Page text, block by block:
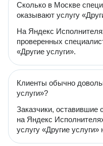
Сколько в Москве
оказывают услугу
На Яндекс
проверенных
«Другие услуги».
Клиенты обычно
услуги»?
Заказчики, оставившие
на Яндекс
услугу «Другие услуги»